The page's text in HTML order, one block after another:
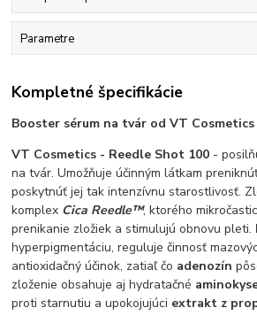
Parametre
Kompletné špecifikácie
Booster sérum na tvár od VT Cosmetics
VT Cosmetics - Reedle Shot 100 -
na tvár. Umožňuje účinným látkam
poskytnúť jej tak intenzívnu starostlivosť.
komplex Cica Reedle™, ktorého
prenikanie zložiek a stimulujú obnovu pleti.
hyperpigmentáciu, reguluje činnosť
antioxidačný účinok, zatiaľ čo adenozín
zloženie obsahuje aj hydratačné
proti starnutiu a upokojujúci extrakt z